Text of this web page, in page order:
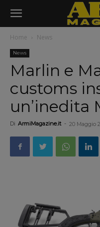
Home News
News
Marlin e
customs
un’inedita
Di ArmiMagazine.it - 20 Maggio